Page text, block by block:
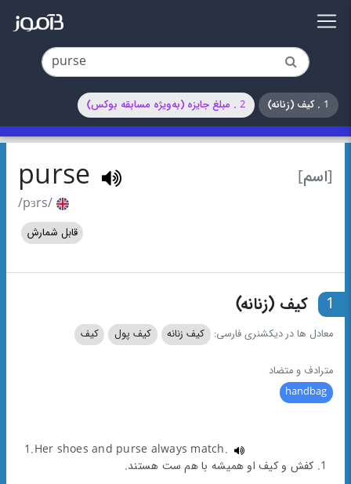
1 . کیف (زنانه) 2 . مبلغ جایزه (به‌ویژه مسابقه بوکس)
[اسم] purse
/pɜrs/
قابل شمارش
1 کیف (زنانه)
معادل ها در دیکشنری فارسی: کیف زنانه کیف پول کیف
مترادف و متضاد
handbag
1.Her shoes and purse always match.
1. کفش و کیف او همیشه با هم ست هستند.